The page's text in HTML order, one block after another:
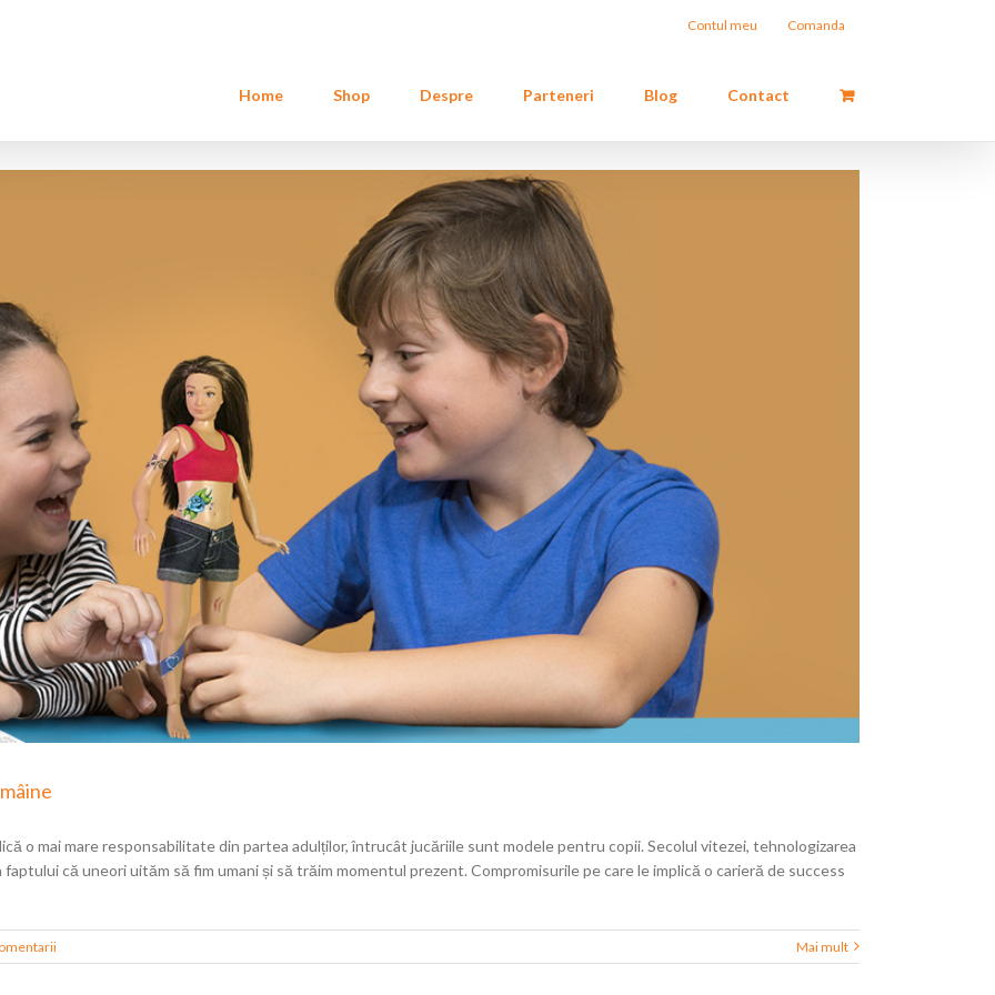
Contul meu Comanda
Home Shop Despre Parteneri Blog Contact
o mai mare responsabilitate din partea adulților, întrucât jucăriile sunt modele pentru copii. Secolul vitezei, tehnologizarea
că uneori uităm să fim umani și să trăim momentul prezent. Compromisurile pe care le implică o carieră de success
Mai mult